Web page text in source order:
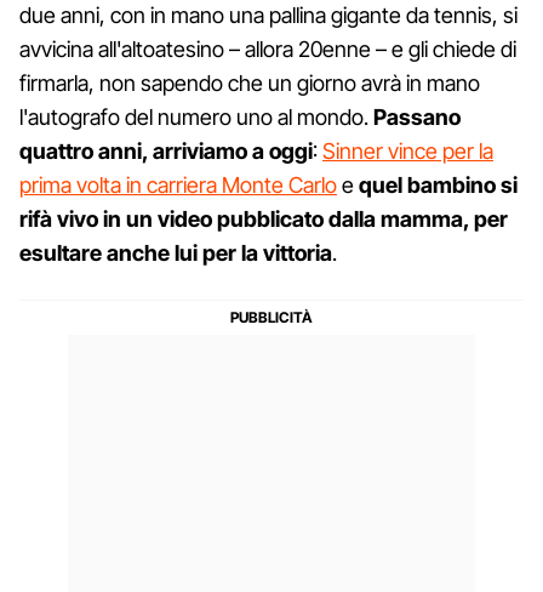
due anni, con in mano una pallina gigante da tennis, si
avvicina all'altoatesino – allora 20enne – e gli chiede di
firmarla, non sapendo che un giorno avrà in mano
l'autografo del numero uno al mondo.Passano
quattro anni, arriviamo a oggi:Sinner vince per la
prima volta in carriera Monte Carloequel bambino si
rifà vivo in un video pubblicato dalla mamma, per
esultare anche lui per la vittoria.